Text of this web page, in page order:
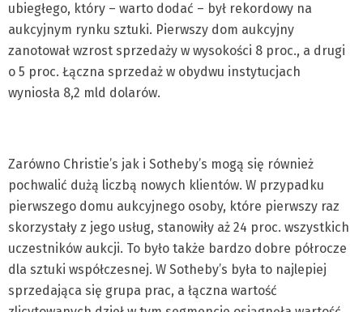
ubiegłego, który – warto dodać – był rekordowy na
aukcyjnym rynku sztuki. Pierwszy dom aukcyjny
zanotował wzrost sprzedaży w wysokości 8 proc., a drugi
o 5 proc. Łączna sprzedaż w obydwu instytucjach
wyniosła 8,2 mld dolarów.
Zarówno Christie’s jak i Sotheby’s mogą się również
pochwalić dużą liczbą nowych klientów. W przypadku
pierwszego domu aukcyjnego osoby, które pierwszy raz
skorzystały z jego usług, stanowiły aż 24 proc. wszystkich
uczestników aukcji. To było także bardzo dobre półrocze
dla sztuki współczesnej. W Sotheby’s była to najlepiej
sprzedająca się grupa prac, a łączna wartość